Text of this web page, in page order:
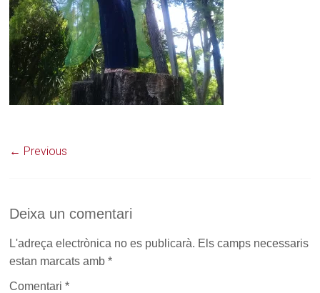
← Previous
Deixa un comentari
L'adreça electrònica no es publicarà. Els camps necessaris
estan marcats amb*
Comentari*